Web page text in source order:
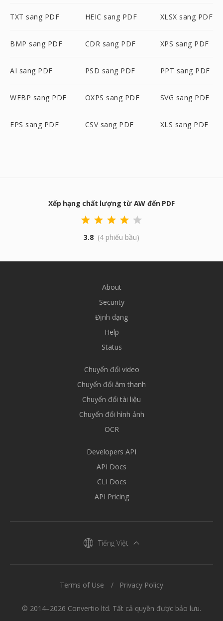
TXT sang PDF HEIC sang PDF XLSX sang PDF
BMP sang PDF CDR sang PDF XPS sang PDF
AI sang PDF PSD sang PDF PPT sang PDF
WEBP sang PDF OXPS sang PDF SVG sang PDF
EPS sang PDF CSV sang PDF XLS sang PDF
Xếp hạng chất lượng từ AW đến PDF
3.8 (4 phiếu bầu)
About
Security
Định dạng
Help
Status
Chuyển đổi video
Chuyển đổi âm thanh
Chuyển đổi tài liệu
Chuyển đổi hình ảnh
OCR
Developers API
API Docs
CLI Docs
API Pricing
Tiếng Việt
© 2014–2026 Convertio ltd. Tất cả quyền được bảo lưu.
Terms of Use Privacy Policy